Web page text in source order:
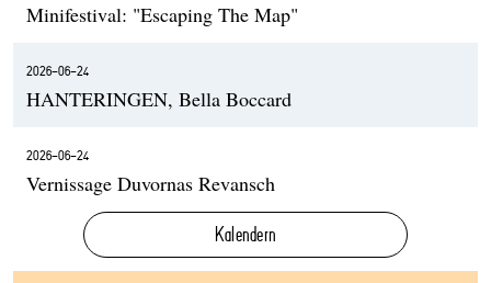
Minifestival: "Escaping The Map"
2026-06-24
HANTERINGEN, Bella Boccard
2026-06-24
Vernissage Duvornas Revansch
Kalendern